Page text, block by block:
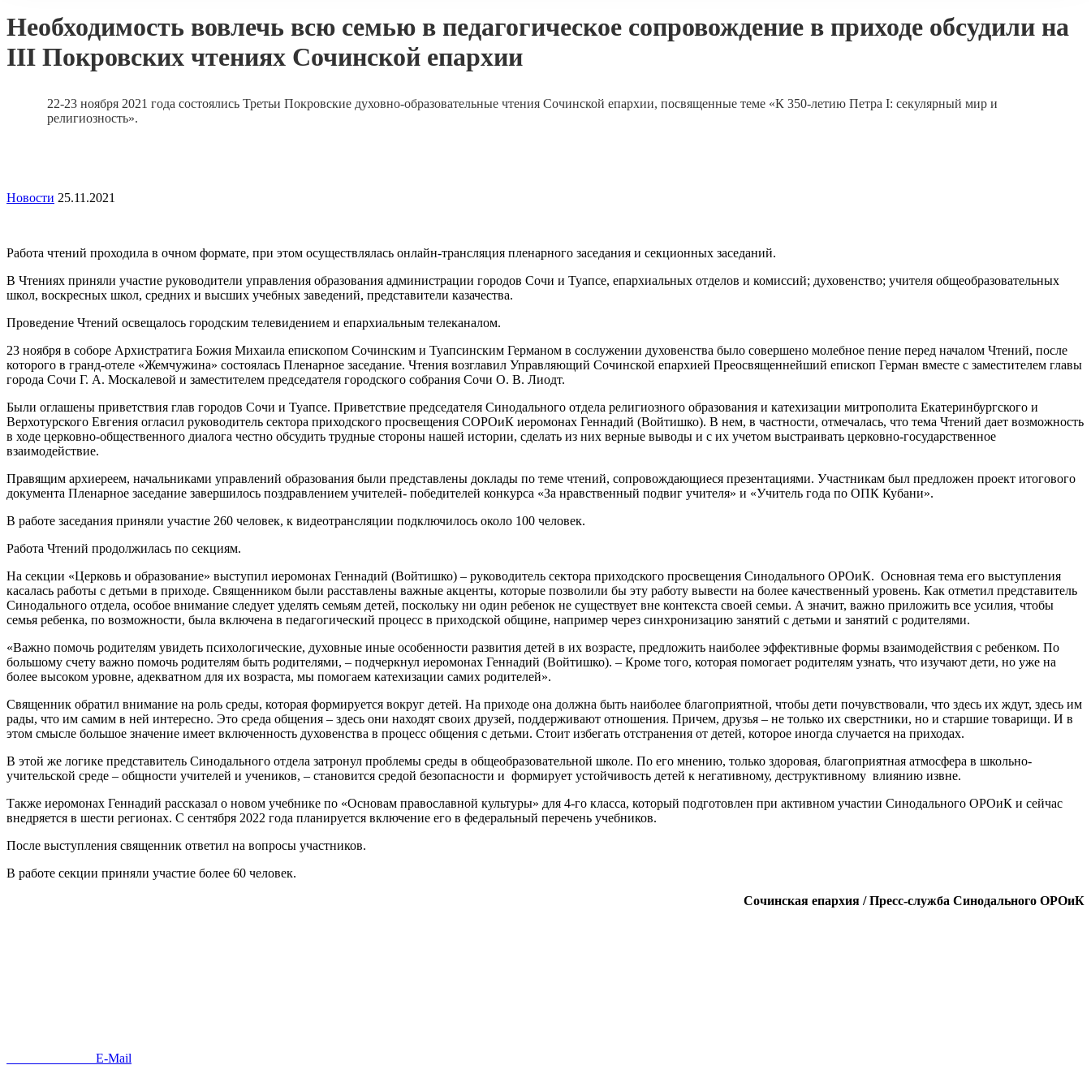
Необходимость вовлечь всю семью в педагогическое сопровождение в приходе обсудили на
III Покровских чтениях Сочинской епархии
22-23 ноября 2021 года состоялись Третьи Покровские духовно-образовательные чтения Сочинской епархии, посвященные теме «К 350-летию Петра I: секулярный мир и
религиозность».
Новости 25.11.2021
Работа чтений проходила в очном формате, при этом осуществлялась онлайн-трансляция пленарного заседания и секционных заседаний.
В Чтениях приняли участие руководители управления образования администрации городов Сочи и Туапсе, епархиальных отделов и комиссий; духовенство; учителя общеобразовательных
школ, воскресных школ, средних и высших учебных заведений, представители казачества.
Проведение Чтений освещалось городским телевидением и епархиальным телеканалом.
23 ноября в соборе Архистратига Божия Михаила епископом Сочинским и Туапсинским Германом в сослужении духовенства было совершено молебное пение перед началом Чтений, после
которого в гранд-отеле «Жемчужина» состоялась Пленарное заседание. Чтения возглавил Управляющий Сочинской епархией Преосвященнейший епископ Герман вместе с заместителем главы
города Сочи Г. А. Москалевой и заместителем председателя городского собрания Сочи О. В. Лиодт.
Были оглашены приветствия глав городов Сочи и Туапсе. Приветствие председателя Синодального отдела религиозного образования и катехизации митрополита Екатеринбургского и
Верхотурского Евгения огласил руководитель сектора приходского просвещения СОРОиК иеромонах Геннадий (Войтишко). В нем, в частности, отмечалась, что тема Чтений дает возможность
в ходе церковно-общественного диалога честно обсудить трудные стороны нашей истории, сделать из них верные выводы и с их учетом выстраивать церковно-государственное
взаимодействие.
Правящим архиереем, начальниками управлений образования были представлены доклады по теме чтений, сопровождающиеся презентациями. Участникам был предложен проект итогового
документа Пленарное заседание завершилось поздравлением учителей- победителей конкурса «За нравственный подвиг учителя» и «Учитель года по ОПК Кубани».
В работе заседания приняли участие 260 человек, к видеотрансляции подключилось около 100 человек.
Работа Чтений продолжилась по секциям.
На секции «Церковь и образование» выступил иеромонах Геннадий (Войтишко) – руководитель сектора приходского просвещения Синодального ОРОиК. Основная тема его выступления
касалась работы с детьми в приходе. Священником были расставлены важные акценты, которые позволили бы эту работу вывести на более качественный уровень. Как отметил представитель
Синодального отдела, особое внимание следует уделять семьям детей, поскольку ни один ребенок не существует вне контекста своей семьи. А значит, важно приложить все усилия, чтобы
семья ребенка, по возможности, была включена в педагогический процесс в приходской общине, например через синхронизацию занятий с детьми и занятий с родителями.
«Важно помочь родителям увидеть психологические, духовные иные особенности развития детей в их возрасте, предложить наиболее эффективные формы взаимодействия с ребенком. По
большому счету важно помочь родителям быть родителями, – подчеркнул иеромонах Геннадий (Войтишко). – Кроме того, которая помогает родителям узнать, что изучают дети, но уже на
более высоком уровне, адекватном для их возраста, мы помогаем катехизации самих родителей».
Священник обратил внимание на роль среды, которая формируется вокруг детей. На приходе она должна быть наиболее благоприятной, чтобы дети почувствовали, что здесь их ждут, здесь им
рады, что им самим в ней интересно. Это среда общения – здесь они находят своих друзей, поддерживают отношения. Причем, друзья – не только их сверстники, но и старшие товарищи. И в
этом смысле большое значение имеет включенность духовенства в процесс общения с детьми. Стоит избегать отстранения от детей, которое иногда случается на приходах.
В этой же логике представитель Синодального отдела затронул проблемы среды в общеобразовательной школе. По его мнению, только здоровая, благоприятная атмосфера в школьно-
учительской среде – общности учителей и учеников, – становится средой безопасности и формирует устойчивость детей к негативному, деструктивному влиянию извне.
Также иеромонах Геннадий рассказал о новом учебнике по «Основам православной культуры» для 4-го класса, который подготовлен при активном участии Синодального ОРОиК и сейчас
внедряется в шести регионах. С сентября 2022 года планируется включение его в федеральный перечень учебников.
После выступления священник ответил на вопросы участников.
В работе секции приняли участие более 60 человек.
Сочинская епархия / Пресс-служба Синодального ОРОиК
E-Mail